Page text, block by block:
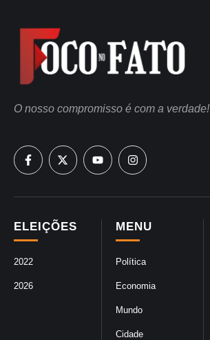
MENU
Política
Economia
Mundo
Cidade
ELEIÇÕES
2022
2026
O nosso compromisso é com a verdade!